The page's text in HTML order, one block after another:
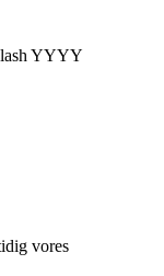
YYYY
vores